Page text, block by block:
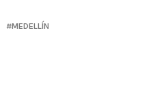
MEDELLÍN